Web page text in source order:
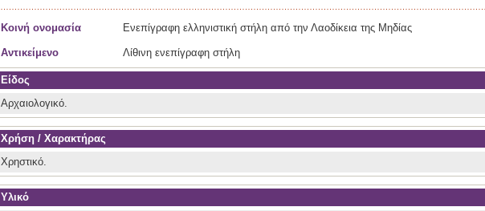
Κοινή ονομασία Ενεπίγραφη ελληνιστική στήλη από την Λαοδίκεια της Μηδίας
Αντικείμενο Λίθινη ενεπίγραφη στήλη
Είδος
Αρχαιολογικό.
Χρήση / Χαρακτήρας
Χρηστικό.
Υλικό